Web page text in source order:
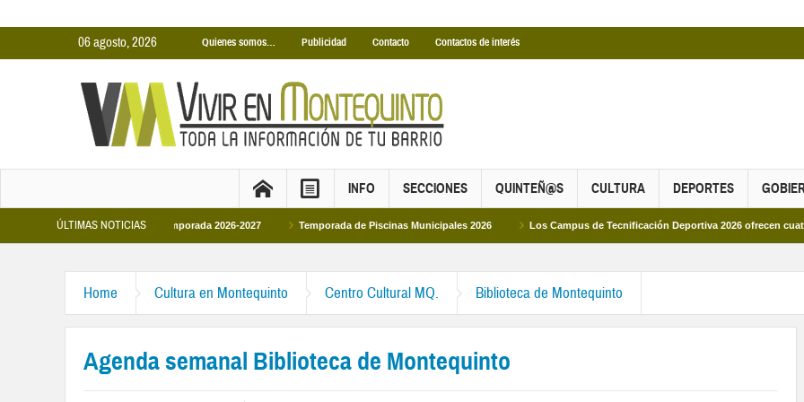
06 agosto, 2026 Quienes somos… Publicidad Contacto Contactos de interés
INFO SECCIONES QUINTEÑ@S CULTURA DEPORTES
ÚLTIMAS NOTICIAS
Municipales temporada 2026-2027 Temporada de Piscinas Municipales 2026 Los Campus de Tecnificación Deportiva 2026 ofrecen cuatro
Home Cultura en Montequinto Centro Cultural MQ. Biblioteca de Montequinto
Agenda semanal Biblioteca de Montequinto